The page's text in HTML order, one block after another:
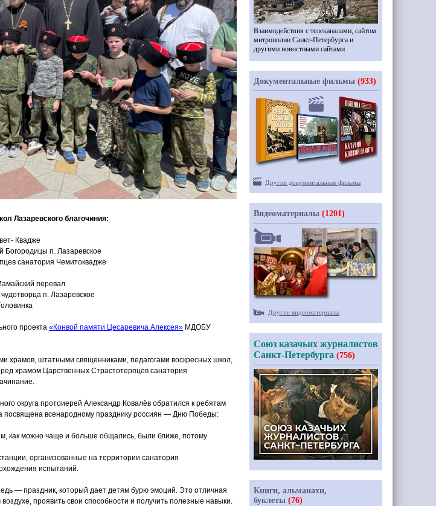
Лазаревского благочиния:
Квадже
Богородицы п. Лазаревское
санатория Чемитоквадже
перевал
п. Лазаревское
проекта «Конвой памяти Цесаревича Алексея» МДОБУ
храмов, штатными священниками, педагогами воскресных школ,
храмом Царственных Страстотерпцев санатория
округа протоиерей Александр Ковалёв обратился к ребятам
посвящена всенародному празднику россиян — Дню Победы:
как можно чаще и больше общались, были ближе, потому
организованные на территории санатория
испытаний.
— праздник, который дает детям бурю эмоций. Это отличная
проявить свои способности и получить полезные навыки.
Взаимодействия с телеканалами, сайтом
митрополии Санкт-Петербурга и
другими новостными сайтами
Документальные фильмы (933)
Другие документальные фильмы
Видеоматериалы (1201)
Другие видеоматериалы
Союз казачьих журналистов
Санкт-Петербурга (756)
Книги, альманахи,
буклеты (76)